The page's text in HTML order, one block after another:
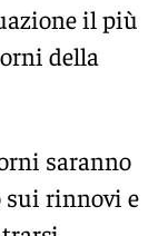
il più
della
saranno
sui rinnovi e